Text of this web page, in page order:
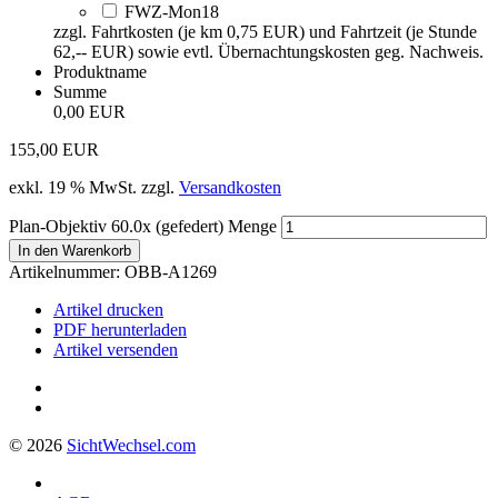
FWZ-Mon18
zzgl. Fahrtkosten (je km 0,75 EUR) und Fahrtzeit (je Stunde
62,-- EUR) sowie evtl. Übernachtungskosten geg. Nachweis.
Produktname
Summe
0,00 EUR
155,00 EUR
exkl. 19 % MwSt. zzgl. Versandkosten
Plan-Objektiv 60.0x (gefedert) Menge
In den Warenkorb
Artikelnummer: OBB-A1269
Artikel drucken
PDF herunterladen
Artikel versenden
© 2026 SichtWechsel.com